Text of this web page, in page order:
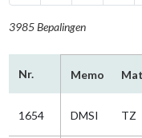
3985 Bepalingen
Nr. Memo
1654 DMSI TZ